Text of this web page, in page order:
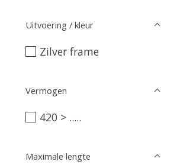
Uitvoering / kleur
Zilver frame
Vermogen
420 > .....
Maximale lengte